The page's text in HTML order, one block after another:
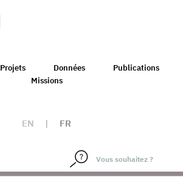
Projets Données
Publications
Missions
EN | FR